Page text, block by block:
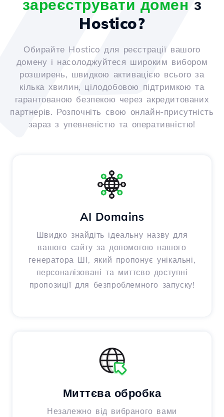
зареєструвати домен з
Hostico?
Обирайте Hostico для реєстрації вашого
домену і насолоджуйтеся широким вибором
розширень, швидкою активацією всього за
кілька хвилин, цілодобовою підтримкою та
гарантованою безпекою через акредитованих
партнерів. Розпочніть свою онлайн-присутність
зараз з упевненістю та оперативністю!
AI Domains
Швидко знайдіть ідеальну назву для
вашого сайту за допомогою нашого
генератора ШІ, який пропонує унікальні,
персоналізовані та миттєво доступні
пропозиції для безпроблемного запуску!
Миттєва обробка
Незалежно від вибраного вами